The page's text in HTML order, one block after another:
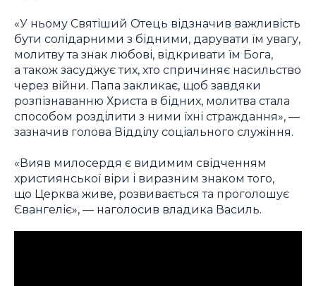
«У ньому Святіший Отець відзначив важливість
бути солідарними з бідними, дарувати їм увагу,
молитву та знак любові, відкривати їм Бога,
а також засуджує тих, хто спричиняє насильство
через війни. Папа закликає, щоб завдяки
розпізнаванню Христа в бідних, молитва стала
способом розділити з ними їхні страждання», —
зазначив голова Відділу соціального служіння.
«Вияв милосердя є видимим свідченням
християнської віри і виразним знаком того,
що Церква живе, розвивається та проголошує
Євангеліє», — наголосив владика Василь.